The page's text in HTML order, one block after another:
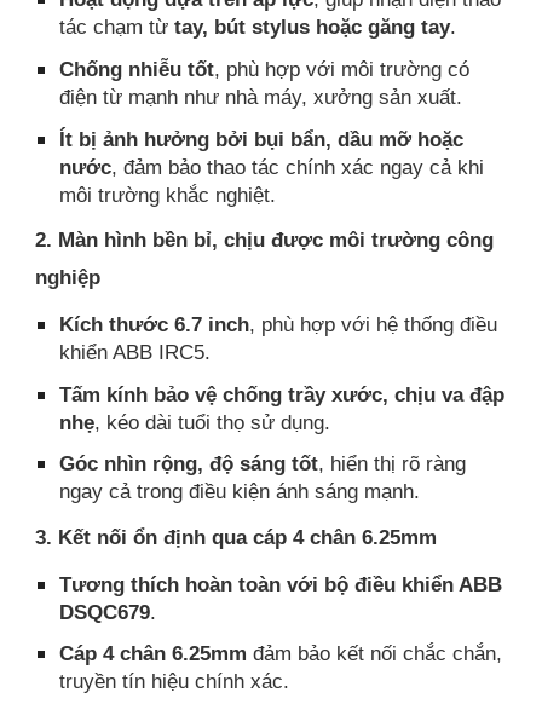
tác chạm từtay, bút stylus hoặc găng tay.
Chống nhiễu tốt, phù hợp với môi trường có
điện từ mạnh như nhà máy, xưởng sản xuất.
Ít bị ảnh hưởng bởi bụi bẩn, dầu mỡ hoặc
nước, đảm bảo thao tác chính xác ngay cả khi
môi trường khắc nghiệt.
2. Màn hình bền bỉ, chịu được môi trường công
nghiệp
Kích thước 6.7 inch, phù hợp với hệ thống điều
khiển ABB IRC5.
Tấm kính bảo vệ chống trầy xước, chịu va đập
nhẹ, kéo dài tuổi thọ sử dụng.
Góc nhìn rộng, độ sáng tốt, hiển thị rõ ràng
ngay cả trong điều kiện ánh sáng mạnh.
3. Kết nối ổn định qua cáp 4 chân 6.25mm
Tương thích hoàn toàn với bộ điều khiển ABB
DSQC679.
Cáp 4 chân 6.25mm đảm bảo kết nối chắc chắn,
truyền tín hiệu chính xác.